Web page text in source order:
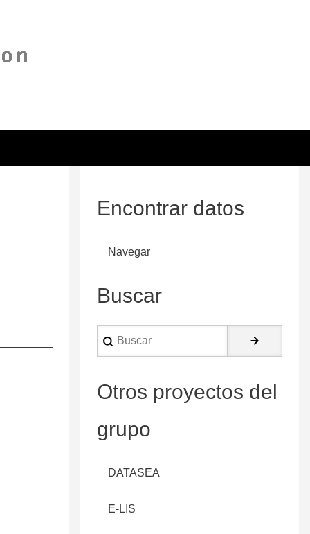
Encontrar datos
Navegar
Buscar
Buscar
Otros proyectos del
grupo
DATASEA
E-LIS